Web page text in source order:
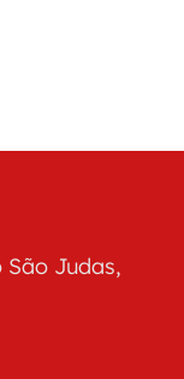
São Judas,